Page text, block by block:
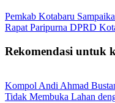
Pemkab Kotabaru
Rapat Paripurna DPRD
Rekomendasi untuk
Kompol Andi Ahmad
Tidak Membuka Lahan